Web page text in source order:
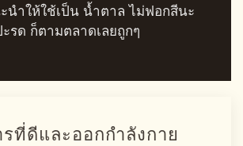
นำให้ใช้เป็น น้ำตาล ไม่ฟอกสีนะ
รด ก็ตามตลาดเลยถูกๆ
ที่ดีและออกกำลังกาย